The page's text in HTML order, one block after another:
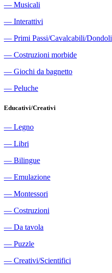
― Musicali
― Interattivi
― Primi Passi/Cavalcabili/Dondoli
― Costruzioni morbide
― Giochi da bagnetto
― Peluche
Educativi/Creativi
― Legno
― Libri
― Bilingue
― Emulazione
― Montessori
― Costruzioni
― Da tavola
― Puzzle
― Creativi/Scientifici